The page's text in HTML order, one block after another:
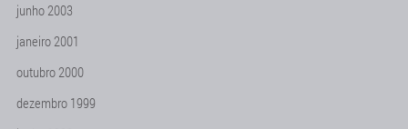
junho 2003
janeiro 2001
outubro 2000
dezembro 1999